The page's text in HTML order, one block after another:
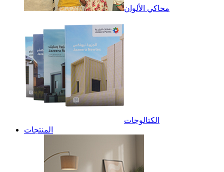
محاكي الألوان
الكتالوجات
المنتجات